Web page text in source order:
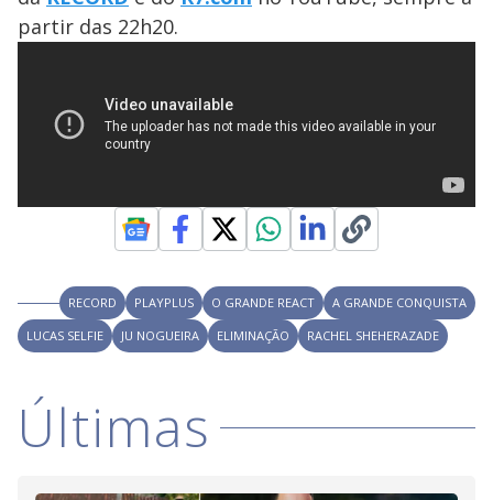
partir das 22h20.
RECORD PLAYPLUS O GRANDE REACT
A GRANDE CONQUISTA
LUCAS SELFIE
JU NOGUEIRA ELIMINAÇÃO RACHEL SHEHERAZADE
Últimas